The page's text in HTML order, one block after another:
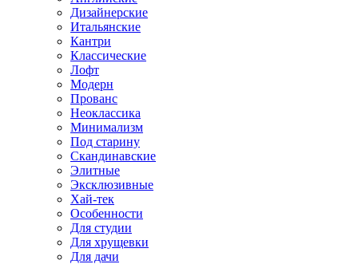
Дизайнерские
Итальянские
Кантри
Классические
Лофт
Модерн
Прованс
Неоклассика
Минимализм
Под старину
Скандинавские
Элитные
Эксклюзивные
Хай-тек
Особенности
Для студии
Для хрущевки
Для дачи